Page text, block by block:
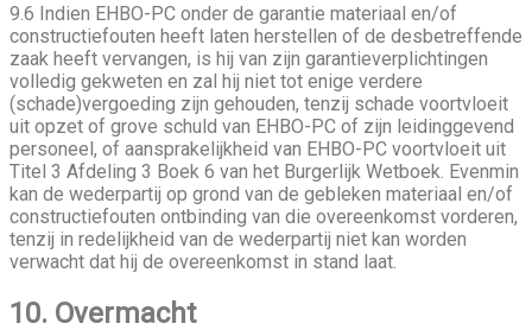
9.6 Indien EHBO-PC onder de garantie materiaal en/of
constructiefouten heeft laten herstellen of de desbetreffende
zaak heeft vervangen, is hij van zijn garantieverplichtingen
volledig gekweten en zal hij niet tot enige verdere
(schade)vergoeding zijn gehouden, tenzij schade voortvloeit
uit opzet of grove schuld van EHBO-PC of zijn leidinggevend
personeel, of aansprakelijkheid van EHBO-PC voortvloeit uit
Titel 3 Afdeling 3 Boek 6 van het Burgerlijk Wetboek. Evenmin
kan de wederpartij op grond van de gebleken materiaal en/of
constructiefouten ontbinding van die overeenkomst vorderen,
tenzij in redelijkheid van de wederpartij niet kan worden
verwacht dat hij de overeenkomst in stand laat.
10. Overmacht